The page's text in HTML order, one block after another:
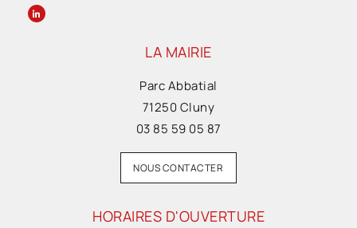
LA MAIRIE
Parc Abbatial
71250 Cluny
03 85 59 05 87
NOUS CONTACTER
HORAIRES D'OUVERTURE